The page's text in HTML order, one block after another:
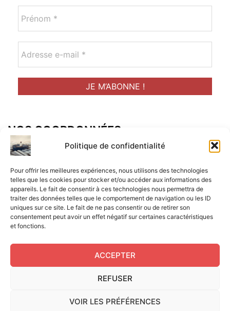
Politique de confidentialité
Pour offrir les meilleures expériences, nous utilisons des technologies
telles que les cookies pour stocker et/ou accéder aux informations des
appareils. Le fait de consentir à ces technologies nous permettra de
traiter des données telles que le comportement de navigation ou les ID
uniques sur ce site. Le fait de ne pas consentir ou de retirer son
consentement peut avoir un effet négatif sur certaines caractéristiques
et fonctions.
ACCEPTER
REFUSER
VOIR LES PRÉFÉRENCES
NOS COORDONNÉES
Adresse postal :
ALCF
34 Rue René Brunen
33950 LEGE CAP-FERRET
Mail :
contact@aperitif-litteraire-cap-ferret.fr
Edité par L'Apéritif Littéraire du Cap-Ferret © 2024